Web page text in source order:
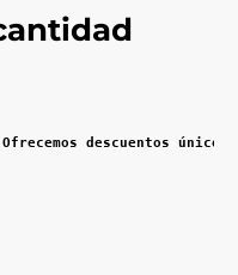
descuentos